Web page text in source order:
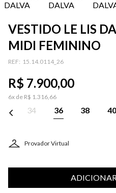
VESTIDO LE LIS
MIDI FEMININO
: 15.14.0114_26
R$ 7.900,00
6x de R$ 1.316,66
34 36 38 40
Provador Virtual